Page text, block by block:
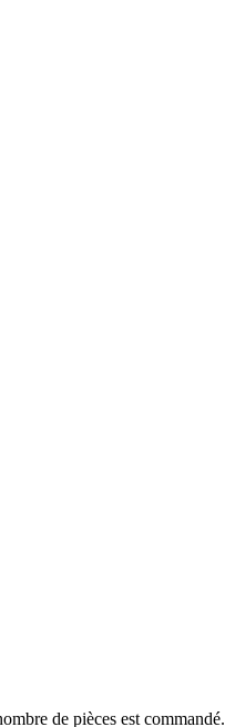
de pièces est commandé.